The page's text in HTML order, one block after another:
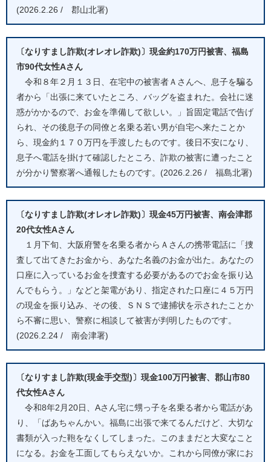
(2026.2.26 / 郡山北署)
〔なりすまし詐欺(オレオレ詐欺)〕現金約170万円被害、福島
市90代女性Aさん
令和８年２月１３日、在宅中の被害者Ａさんへ、息子を騙る
者から「出張に来ていたところ、バッグを盗まれた。会社に迷
惑がかかるので、お金を準備して欲しい。」旨固定電話で告げ
られ、その後息子の同僚と名乗る若い男が自宅へ来たことか
ら、現金約１７０万円を手渡したものです。後日不安になり、
息子へ電話を掛けて確認したところ、詐欺の被害に遭ったこと
が分かり警察署へ通報したものです。(2026.2.26 / 福島北署)
〔なりすまし詐欺(オレオレ詐欺)〕現金45万円被害、南会津郡
20代女性Aさん
１月下旬、大阪府警を名乗る者からＡさんの携帯電話に「捜
査して出てきたお金から、あなた名義のお金が出た。あなたの
口座に入っているお金を捜査する必要があるのでお金を振り込
んでもらう。」などと架電があり、指定された口座に４５万円
の現金を振り込み、その後、ＳＮＳで逮捕状を示されたことか
ら不審に思い、警察に相談して被害が判明したものです。
(2026.2.24 / 南会津署)
〔なりすまし詐欺(現金手交型)〕現金100万円被害、郡山市80
代女性Aさん
令和8年2月20日、Aさん宅に甥っ子を名乗る者から電話があ
り、「ばあちゃんかい。福島に出張で来てるんだけど、大切な
書類が入った鞄をなくしてしまった。このままだと大変なこと
になる。お金を工面してもらえないか。これから同僚が家にお